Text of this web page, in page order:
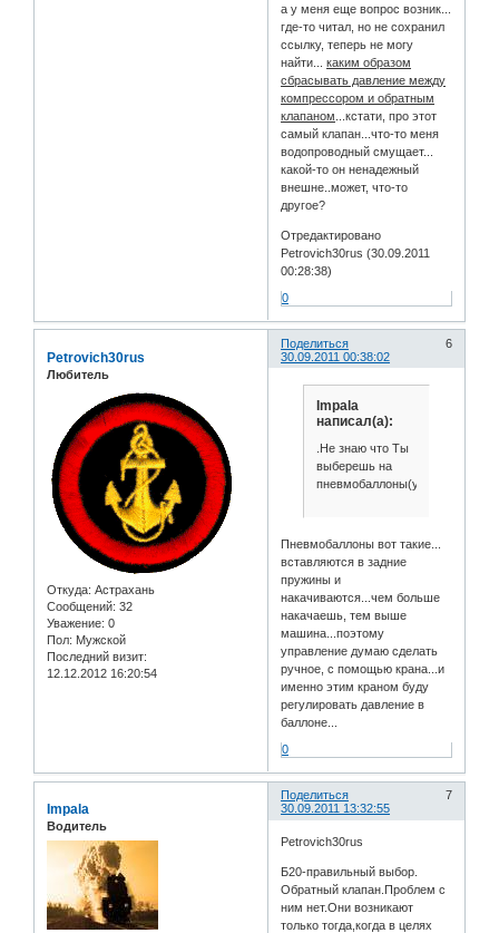
а у меня еще вопрос возник...
где-то читал, но не сохранил
ссылку, теперь не могу
найти...каким образом
сбрасывать давление между
компрессором и обратным
клапаном ...кстати, про этот
самый клапан...что-то меня
водопроводный смущает...
какой-то он ненадежный
внешне..может, что-то
другое?
Отредактировано
Petrovich30rus (30.09.2011
00:28:38)
0
Поделиться
6
30.09.2011 00:38:02
Petrovich30rus
Любитель
Откуда: Астрахань
Сообщений: 32
Уважение: 0
Пол: Мужской
Последний визит:
12.12.2012 16:20:54
Impala
написал(а):
.Не знаю что Ты
выберешь на
пневмобаллоны(управление),
Пневмобаллоны вот такие...
вставляются в задние
пружины и
накачиваются...чем больше
накачаешь, тем выше
машина...поэтому
управление думаю сделать
ручное, с помощью крана...и
именно этим краном буду
регулировать давление в
баллоне...
0
Поделиться
7
30.09.2011 13:32:55
Impala
Водитель
Petrovich30rus
Б20-правильный выбор.
Обратный клапан.Проблем с
ним нет.Они возникают
только тогда,когда в целях